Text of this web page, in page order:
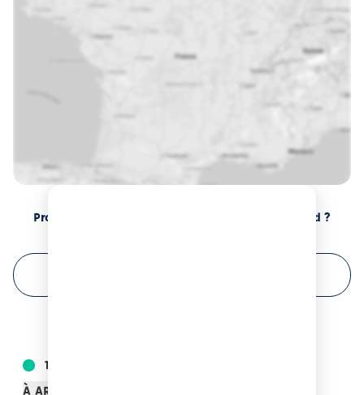
Prochaines sessions de formation à Chateaurenard ?
17.08.2026 - 19.08.2026
À ARLES (13)